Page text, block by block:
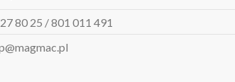
80 25 / 801 011 491